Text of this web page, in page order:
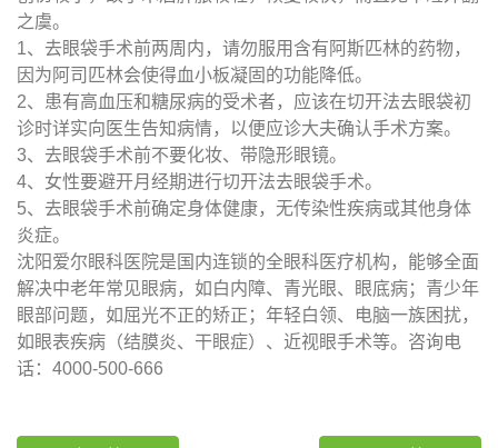
之虞。
1、去眼袋手术前两周内，请勿服用含有阿斯匹林的药物，
因为阿司匹林会使得血小板凝固的功能降低。
2、患有高血压和糖尿病的受术者，应该在切开法去眼袋初
诊时详实向医生告知病情，以便应诊大夫确认手术方案。
3、去眼袋手术前不要化妆、带隐形眼镜。
4、女性要避开月经期进行切开法去眼袋手术。
5、去眼袋手术前确定身体健康，无传染性疾病或其他身体
炎症。
沈阳爱尔眼科医院是国内连锁的全眼科医疗机构，能够全面
解决中老年常见眼病，如白内障、青光眼、眼底病；青少年
眼部问题，如屈光不正的矫正；年轻白领、电脑一族困扰，
如眼表疾病（结膜炎、干眼症）、近视眼手术等。咨询电
话：4000-500-666